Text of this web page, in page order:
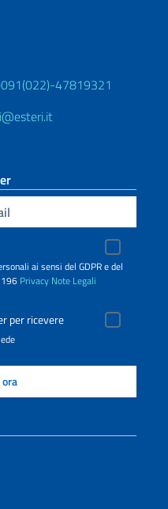
47819321
ai sensi del GDPR e del
Privacy Note Legali
per ricevere